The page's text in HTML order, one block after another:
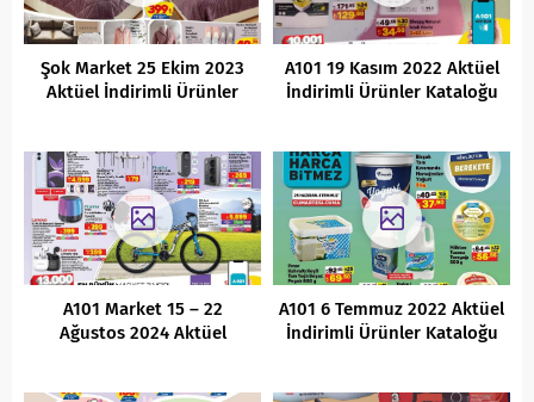
Şok Market 25 Ekim 2023
Aktüel İndirimli Ürünler
A101 19 Kasım 2022 Aktüel
İndirimli Ürünler Kataloğu
A101 Market 15 – 22
Ağustos 2024 Aktüel
A101 6 Temmuz 2022 Aktüel
İndirimli Ürünler Kataloğu